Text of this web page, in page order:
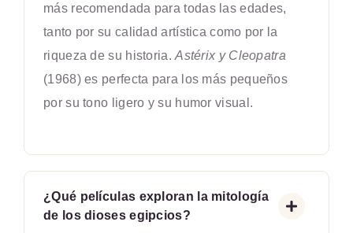
más recomendada para todas las edades,
tanto por su calidad artística como por la
riqueza de su historia.Astérix y Cleopatra
(1968) es perfecta para los más pequeños
por su tono ligero y su humor visual.
¿Qué películas exploran la mitología
de los dioses egipcios?